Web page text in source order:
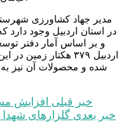
و بر اساس آمار دفتر
اردبیل ۳۷۹ هکتار
شده و محصولات آن نیز به
خبر قبلی افزایش
خبر بعدی گلزارهای